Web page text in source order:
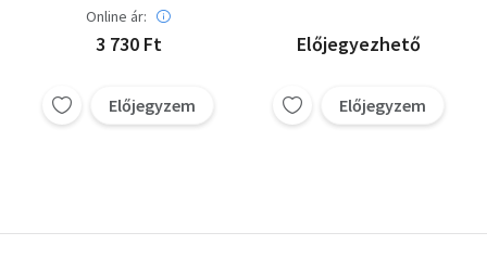
Online ár:
3 730 Ft
Előjegyzem
Előjegyezhető
Előjegyzem